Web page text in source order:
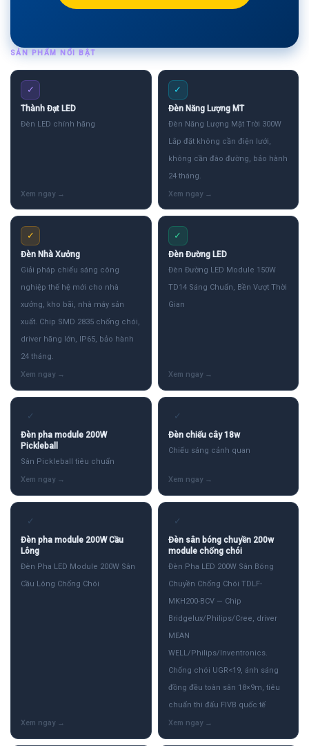
SẢN PHẨM NỔI BẬT
✓
Thành Đạt LED
Đèn LED chính hãng
✓
Đèn Năng Lượng MT
Đèn Năng Lượng Mặt Trời 300W
Lắp đặt không cần điện lưới,
không cần đào đường, bảo hành
24 tháng.
✓
Đèn Nhà Xưởng
Giải pháp chiếu sáng công
nghiệp thế hệ mới cho nhà
xưởng, kho bãi, nhà máy sản
xuất. Chip SMD 2835 chống chói,
driver hãng lớn, IP65, bảo hành
24 tháng.
✓
Đèn Đường LED
Đèn Đường LED Module 150W
TD14 Sáng Chuẩn, Bền Vượt Thời
Gian
✓
Đèn pha module 200W
Pickleball
Sân Pickleball tiêu chuẩn
✓
Đèn chiếu cây 18w
Chiếu sáng cảnh quan
✓
Đèn pha module 200W Cầu
Lông
Đèn Pha LED Module 200W Sân
Cầu Lông Chống Chói
✓
Đèn sân bóng chuyền 200w
module chống chói
Đèn Pha LED 200W Sân Bóng
Chuyền Chống Chói TDLF-
MKH200-BCV — Chip
Bridgelux/Philips/Cree, driver
MEAN
WELL/Philips/Inventronics.
Chống chói UGR<19, ánh sáng
đồng đều toàn sân 18×9m, tiêu
chuẩn thi đấu FIVB quốc tế